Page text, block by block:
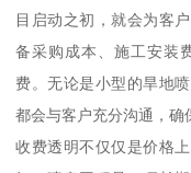
目启动之初，就会为客
备采购成本、施工安装
费。无论是小型的旱地
都会与客户充分沟通，确
收费透明不仅仅是价格